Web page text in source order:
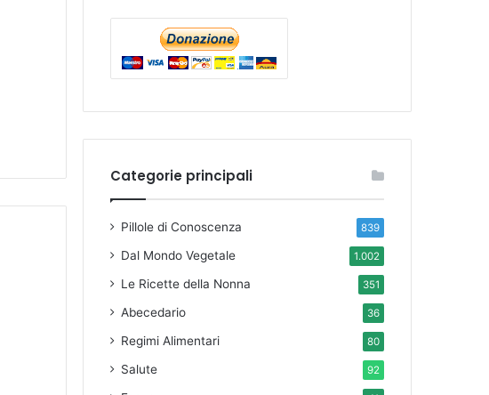
Categorie principali
Pillole di Conoscenza 839
Dal Mondo Vegetale 1.002
Le Ricette della Nonna 351
Abecedario 36
Regimi Alimentari 80
Salute 92